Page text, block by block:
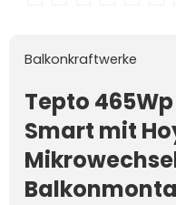
Balkonkraftwerke
Tepto
Smart mit